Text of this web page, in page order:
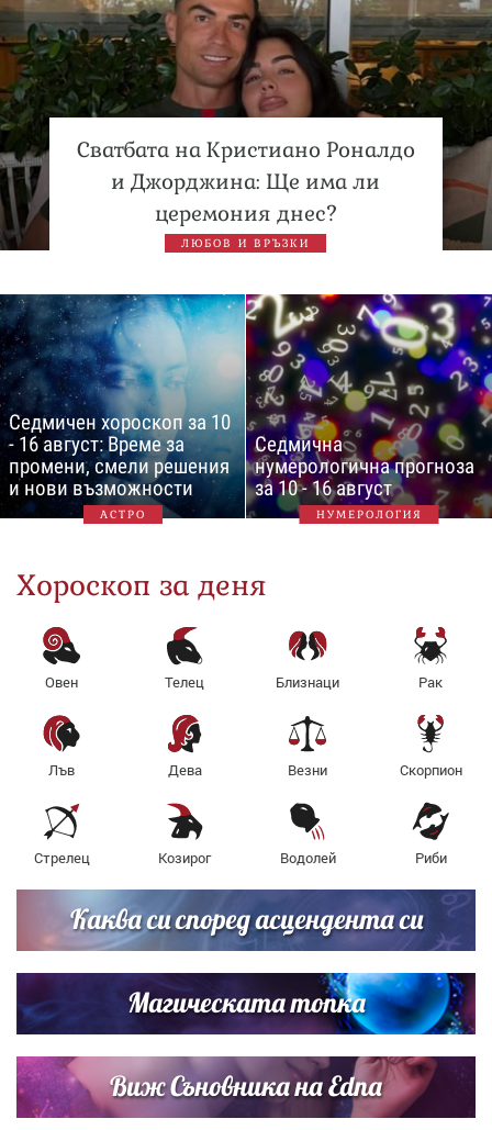
Сватбата на Кристиано Роналдо
и Джорджина: Ще има ли
церемония днес?
ЛЮБОВ И ВРЪЗКИ
Седмичен хороскоп за 10
- 16 август: Време за
промени, смели решения
и нови възможности
АСТРО
Седмична
нумерологична прогноза
за 10 - 16 август
НУМЕРОЛОГИЯ
Хороскоп за деня
Овен Телец Близнаци Рак
Лъв Дева Везни Скорпион
Стрелец Козирог Водолей Риби
Каква си според асцендента си
Магическата топка
Виж Съновника на Edna